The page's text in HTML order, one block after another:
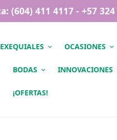
(604) 411 4117 - +57
EXEQUIALES OCASIONES
BODAS INNOVACIONES
¡OFERTAS!